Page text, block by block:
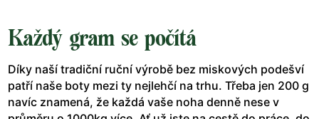
Každý gram se počítá
Díky naší tradiční ruční výrobě bez miskových podešví
patří naše boty mezi ty nejlehčí na trhu. Třeba jen 200 g
navíc znamená, že každá vaše noha denně nese v